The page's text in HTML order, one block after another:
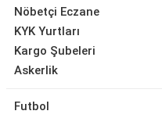
Nöbetçi Eczane
KYK Yurtları
Kargo Şubeleri
Askerlik
Futbol